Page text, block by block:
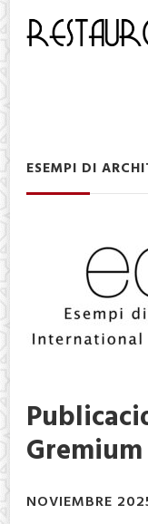
ESEMPI DI
Gremium
NOVIEMBRE